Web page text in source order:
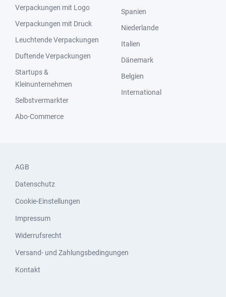
Verpackungen mit Logo
Verpackungen mit Druck
Leuchtende Verpackungen
Duftende Verpackungen
Startups &
Kleinunternehmen
Selbstvermarkter
Abo-Commerce
Spanien
Niederlande
Italien
Dänemark
Belgien
International
AGB
Datenschutz
Cookie-Einstellungen
Impressum
Widerrufsrecht
Versand- und Zahlungsbedingungen
Kontakt